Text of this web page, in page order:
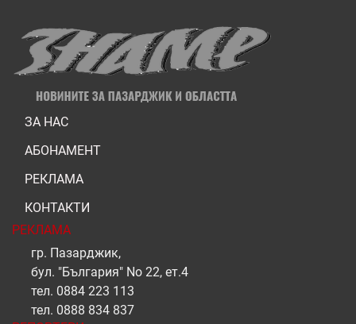
ЗА НАС
АБОНАМЕНТ
РЕКЛАМА
КОНТАКТИ
РЕКЛАМА
гр. Пазарджик,
бул. "България" No 22, ет.4
тел. 0884 223 113
тел. 0888 834 837